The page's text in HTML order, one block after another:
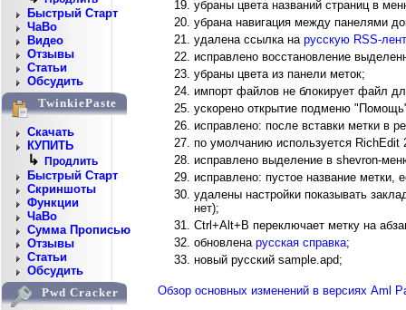
Быстрый Старт
ЧаВо
Видео
Отзывы
Статьи
Обсудить
TwinkiePaste
Скачать
КУПИТЬ
↳ Продлить
Быстрый Старт
Скриншоты
Функции
ЧаВо
Сумма Прописью
Отзывы
Статьи
Обсудить
Pwd Cracker
убраны цвета названий страниц в
убрана навигация между панелями
удалена ссылка на русскую RSS-
исправлено восстановление
убраны цвета из панели меток;
импорт файлов не блокирует файл
ускорено открытие подменю
исправлено: после вставки метки в
по умолчанию используется RichEdit
исправлено выделение в shevron-
исправлено: пустое название метки,
удалены настройки показывать
нет);
Ctrl+Alt+B переключает метку на
обновлена русская справка;
новый русский sample.apd;
Обзор основных изменений в версиях Aml